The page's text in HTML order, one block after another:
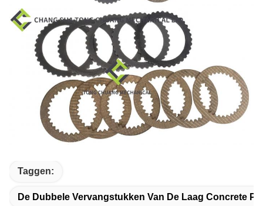
Taggen:
De Dubbele Vervangstukken Van De Laag Concrete